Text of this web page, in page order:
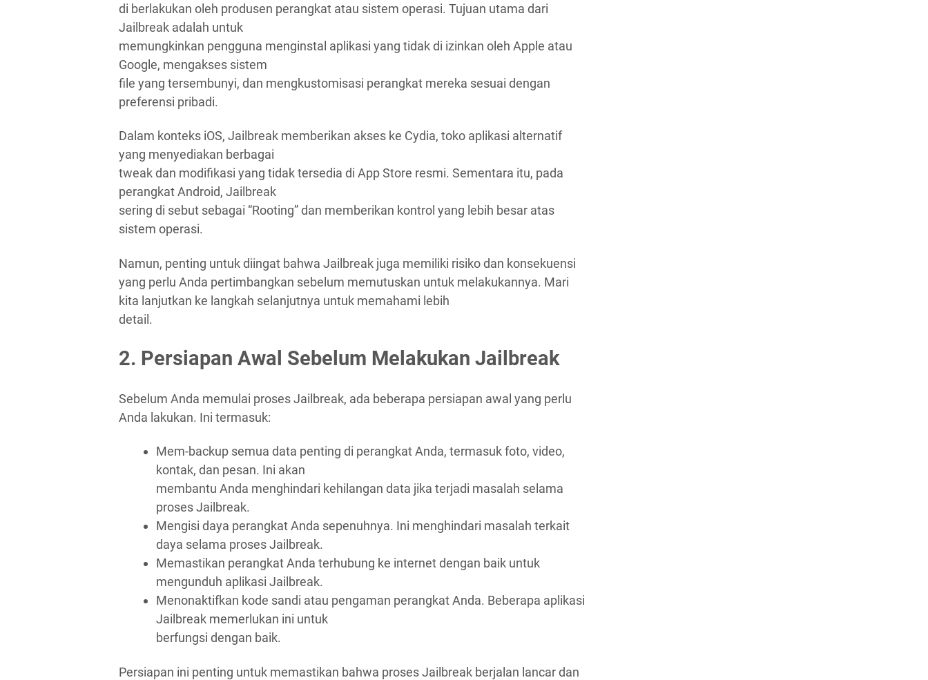
di berlakukan oleh produsen perangkat atau sistem operasi. Tujuan utama dari
Jailbreak adalah untuk
memungkinkan pengguna menginstal aplikasi yang tidak di izinkan oleh Apple atau
Google, mengakses sistem
file yang tersembunyi, dan mengkustomisasi perangkat mereka sesuai dengan
preferensi pribadi.
Dalam konteks iOS, Jailbreak memberikan akses ke Cydia, toko aplikasi alternatif
yang menyediakan berbagai
tweak dan modifikasi yang tidak tersedia di App Store resmi. Sementara itu, pada
perangkat Android, Jailbreak
sering di sebut sebagai “Rooting” dan memberikan kontrol yang lebih besar atas
sistem operasi.
Namun, penting untuk diingat bahwa Jailbreak juga memiliki risiko dan konsekuensi
yang perlu Anda pertimbangkan sebelum memutuskan untuk melakukannya. Mari
kita lanjutkan ke langkah selanjutnya untuk memahami lebih
detail.
2. Persiapan Awal Sebelum Melakukan Jailbreak
Sebelum Anda memulai proses Jailbreak, ada beberapa persiapan awal yang perlu
Anda lakukan. Ini termasuk:
Mem-backup semua data penting di perangkat Anda, termasuk foto, video,
kontak, dan pesan. Ini akan
membantu Anda menghindari kehilangan data jika terjadi masalah selama
proses Jailbreak.
Mengisi daya perangkat Anda sepenuhnya. Ini menghindari masalah terkait
daya selama proses Jailbreak.
Memastikan perangkat Anda terhubung ke internet dengan baik untuk
mengunduh aplikasi Jailbreak.
Menonaktifkan kode sandi atau pengaman perangkat Anda. Beberapa aplikasi
Jailbreak memerlukan ini untuk
berfungsi dengan baik.
Persiapan ini penting untuk memastikan bahwa proses Jailbreak berjalan lancar dan